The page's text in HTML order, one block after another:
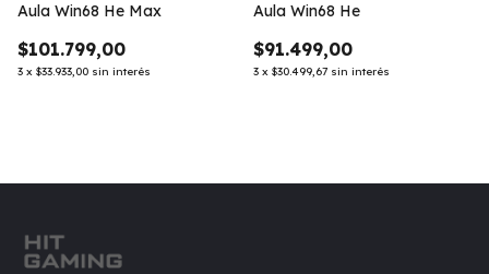
Aula Win68 He Max
$101.799,00
3 x $33.933,00 sin interés
Aula Win68 He
$91.499,00
3 x $30.499,67 sin interés